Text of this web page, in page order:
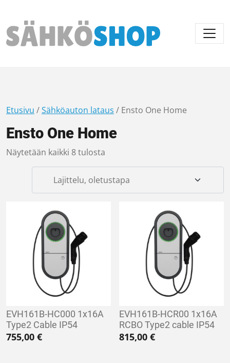
Päävalikko
Etusivu /Sähköauton lataus / Ensto One Home
Ensto One Home
Näytetään kaikki 8 tulosta
EVH161B-HC000 1x16A
Type2 Cable IP54
755,00 €
EVH161B-HCR00 1x16A
RCBO Type2 cable IP54
815,00€